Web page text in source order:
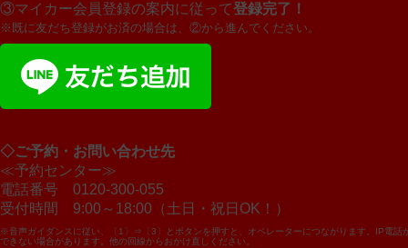
③マイカー会員登録の案内に従って登録完了！
※既に友だち登録がお済の場合は、②から進んでください。
◇ご予約・お問い合わせ先
≪予約センター≫
電話番号 0120-300-055
受付時間 9:00～18:00（土日・祝日OK！）
※音声ガイダンスに従い、〔1〕⇒〔3〕とボタンを押すと、オペレーターにつながります。IP電話
できない場合があります。他の回線からおかけ直しください。